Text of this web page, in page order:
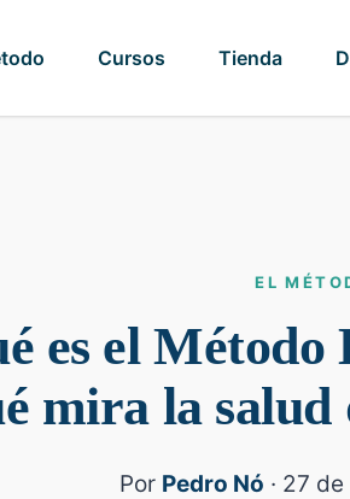
Cursos Tienda
EL
es el
mira la
Por Pedro Nó · 27